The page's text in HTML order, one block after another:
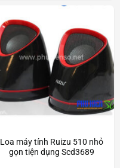
Loa máy tính Ruizu 510 nhỏ
gọn tiện dụng Scd3689